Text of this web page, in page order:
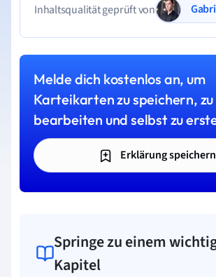
Inhaltsqualität geprüft von
Melde dich kostenlos an, um
Karteikarten zu speichern, zu
bearbeiten und selbst zu
Erklärung speichern
Springe zu einem
Kapitel